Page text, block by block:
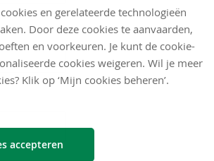
en gerelateerde technologieën
Door deze cookies te aanvaarden,
en voorkeuren. Je kunt de cookie-
cookies weigeren. Wil je meer
Klik op ‘Mijn cookies beheren’.
accepteren